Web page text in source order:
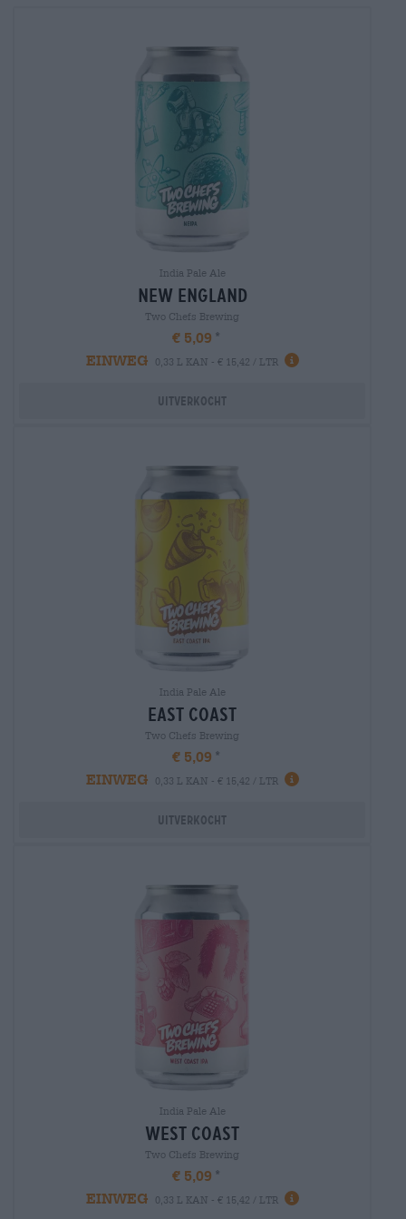
India Pale Ale
new england
Two Chefs Brewing
€ 5,09
EINWEG
0,33 L KAN - € 15,42 / LTR
Uitverkocht
India Pale Ale
east coast
Two Chefs Brewing
€ 5,09
EINWEG
0,33 L KAN - € 15,42 / LTR
Uitverkocht
India Pale Ale
west coast
Two Chefs Brewing
€ 5,09
EINWEG
0,33 L KAN - € 15,42 / LTR